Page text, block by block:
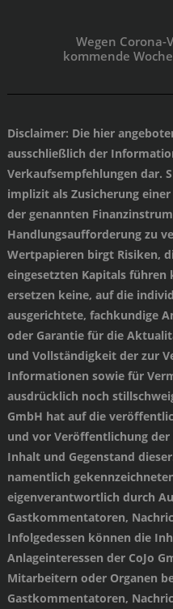
Wegen Corona-
kommende
Disclaimer: Die hier
ausschließlich der
Verkaufsempfehlungen dar.
implizit als Zusicherung
der genannten
Handlungsaufforderung zu
Wertpapieren birgt Risiken,
eingesetzten Kapitals
ersetzen keine, auf die
ausgerichtete, fachkundige
oder Garantie für die
und Vollständigkeit der zur
Informationen sowie für
ausdrücklich noch
GmbH hat auf die
und vor Veröffentlichung
Inhalt und Gegenstand
namentlich
eigenverantwortlich durch
Gastkommentatoren,
Infolgedessen können die
Anlageinteressen der CoJo
Mitarbeitern oder Organen
Gastkommentatoren,